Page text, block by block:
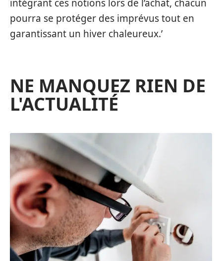
intégrant ces notions lors de l’achat, chacun
pourra se protéger des imprévus tout en
garantissant un hiver chaleureux.’
NE MANQUEZ RIEN DE
L'ACTUALITÉ